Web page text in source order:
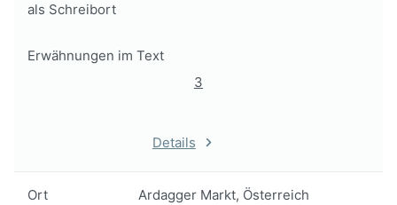
als Schreibort
Erwähnungen im Text
3
Details
Ort Ardagger Markt, Österreich